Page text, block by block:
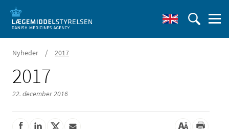
Nyheder / 2017
2017
22. december 2016